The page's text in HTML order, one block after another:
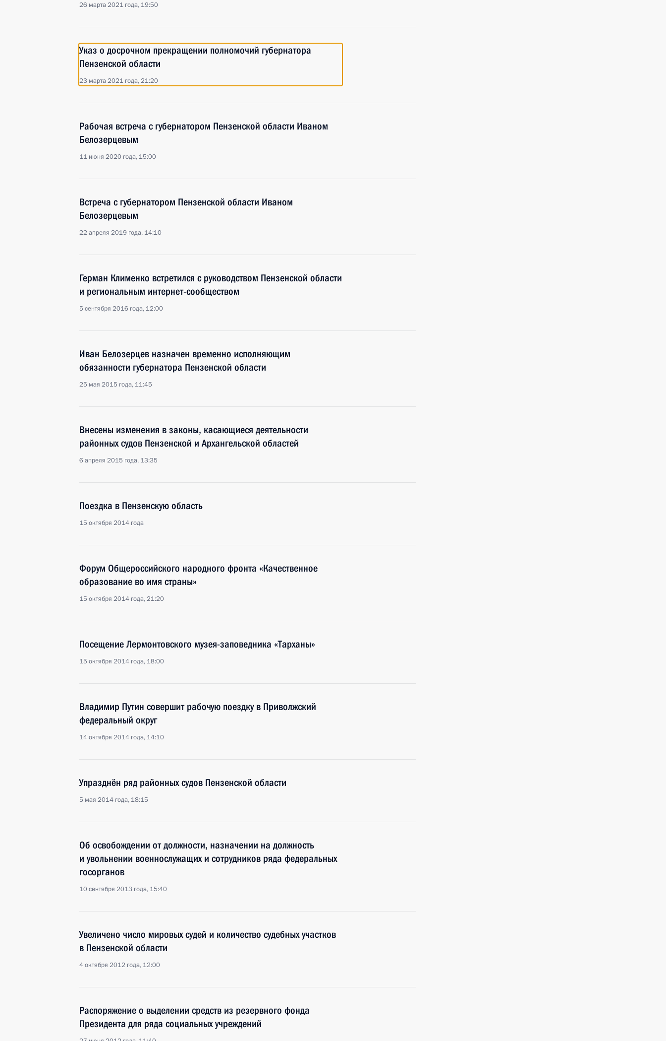
26 марта 2021 года, 19:50
Указ о досрочном прекращении полномочий губернатора
Пензенской области
23 марта 2021 года, 21:20
Рабочая встреча с губернатором Пензенской области Иваном
Белозерцевым
11 июня 2020 года, 15:00
Встреча с губернатором Пензенской области Иваном
Белозерцевым
22 апреля 2019 года, 14:10
Герман Клименко встретился с руководством Пензенской области
и региональным интернет-сообществом
5 сентября 2016 года, 12:00
Иван Белозерцев назначен временно исполняющим
обязанности губернатора Пензенской области
25 мая 2015 года, 11:45
Внесены изменения в законы, касающиеся деятельности
районных судов Пензенской и Архангельской областей
6 апреля 2015 года, 13:35
Поездка в Пензенскую область
15 октября 2014 года
Форум Общероссийского народного фронта «Качественное
образование во имя страны»
15 октября 2014 года, 21:20
Посещение Лермонтовского музея-заповедника «Тарханы»
15 октября 2014 года, 18:00
Владимир Путин совершит рабочую поездку в Приволжский
федеральный округ
14 октября 2014 года, 14:10
Упразднён ряд районных судов Пензенской области
5 мая 2014 года, 18:15
Об освобождении от должности, назначении на должность
и увольнении военнослужащих и сотрудников ряда федеральных
госорганов
10 сентября 2013 года, 15:40
Увеличено число мировых судей и количество судебных участков
в Пензенской области
4 октября 2012 года, 12:00
Распоряжение о выделении средств из резервного фонда
Президента для ряда социальных учреждений